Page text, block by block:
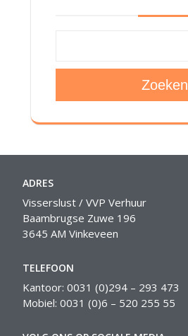
Zoeken
ADRES
Visserslust / VVP Verhuur
Baambrugse Zuwe 196
3645 AM Vinkeveen
TELEFOON
Kantoor: 0031 (0)294 – 293 473
Mobiel: 0031 (0)6 – 520 255 55